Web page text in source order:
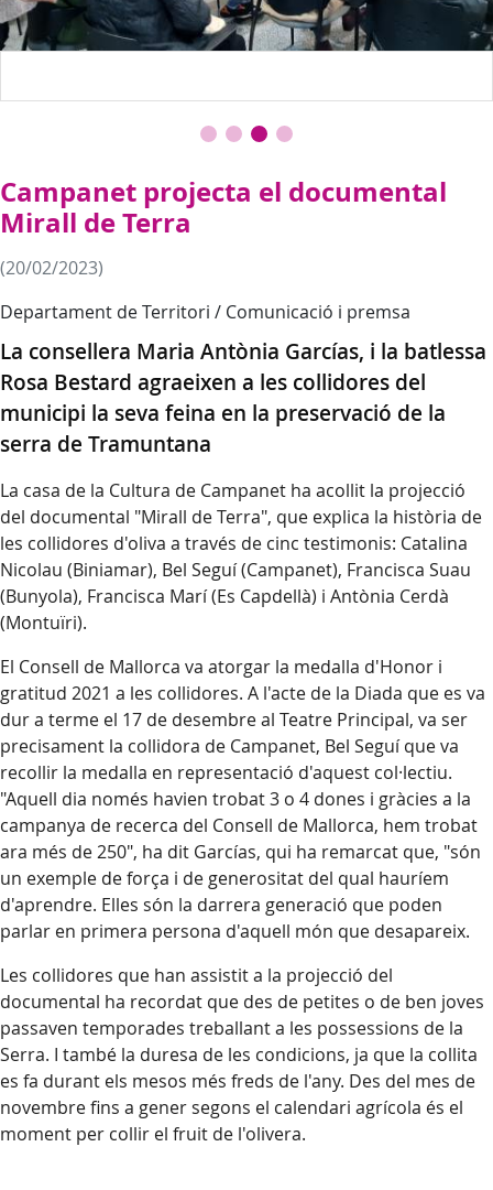
Campanet projecta el documental
Mirall de Terra
(20/02/2023)
Departament de Territori / Comunicació i premsa
La consellera Maria Antònia Garcías, i la batlessa
Rosa Bestard agraeixen a les collidores del
municipi la seva feina en la preservació de la
serra de Tramuntana
La casa de la Cultura de Campanet ha acollit la projecció
del documental "Mirall de Terra", que explica la història de
les collidores d'oliva a través de cinc testimonis: Catalina
Nicolau (Biniamar), Bel Seguí (Campanet), Francisca Suau
(Bunyola), Francisca Marí (Es Capdellà) i Antònia Cerdà
(Montuïri).
El Consell de Mallorca va atorgar la medalla d'Honor i
gratitud 2021 a les collidores. A l'acte de la Diada que es va
dur a terme el 17 de desembre al Teatre Principal, va ser
precisament la collidora de Campanet, Bel Seguí que va
recollir la medalla en representació d'aquest col·lectiu.
"Aquell dia només havien trobat 3 o 4 dones i gràcies a la
campanya de recerca del Consell de Mallorca, hem trobat
ara més de 250", ha dit Garcías, qui ha remarcat que, "són
un exemple de força i de generositat del qual hauríem
d'aprendre. Elles són la darrera generació que poden
parlar en primera persona d'aquell món que desapareix.
Les collidores que han assistit a la projecció del
documental ha recordat que des de petites o de ben joves
passaven temporades treballant a les possessions de la
Serra. I també la duresa de les condicions, ja que la collita
es fa durant els mesos més freds de l'any. Des del mes de
novembre fins a gener segons el calendari agrícola és el
moment per collir el fruit de l'olivera.